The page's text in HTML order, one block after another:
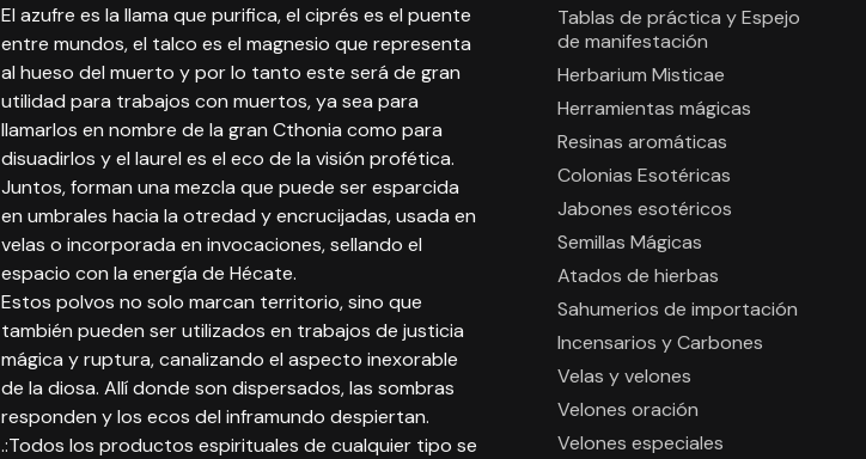
El azufre es la llama que purifica, el ciprés es el puente
entre mundos, el talco es el magnesio que representa
al hueso del muerto y por lo tanto este será de gran
utilidad para trabajos con muertos, ya sea para
llamarlos en nombre de la gran Cthonia como para
disuadirlos y el laurel es el eco de la visión profética.
Juntos, forman una mezcla que puede ser esparcida
en umbrales hacia la otredad y encrucijadas, usada en
velas o incorporada en invocaciones, sellando el
espacio con la energía de Hécate.
Estos polvos no solo marcan territorio, sino que
también pueden ser utilizados en trabajos de justicia
mágica y ruptura, canalizando el aspecto inexorable
de la diosa. Allí donde son dispersados, las sombras
responden y los ecos del inframundo despiertan.
.:Todos los productos espirituales de cualquier tipo se
Tablas de práctica y Espejo
de manifestación
Herbarium Misticae
Herramientas mágicas
Resinas aromáticas
Colonias Esotéricas
Jabones esotéricos
Semillas Mágicas
Atados de hierbas
Sahumerios de importación
Incensarios y Carbones
Velas y velones
Velones oración
Velones especiales